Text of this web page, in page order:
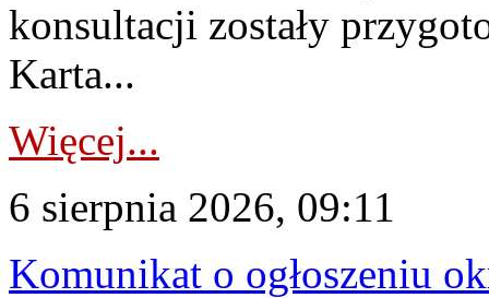
konsultacji zostały
Karta...
Więcej...
6 sierpnia 2026, 09:11
Komunikat o ogłoszeniu